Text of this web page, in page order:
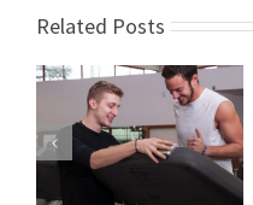
Related Posts